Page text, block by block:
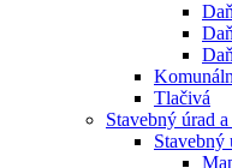
Tlačivá
Stavebný úrad
Stavebný